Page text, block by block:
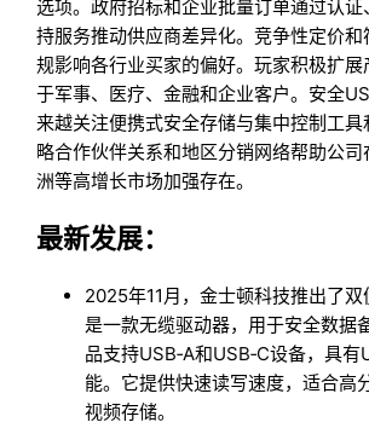
选项。政府招标和企业批量订单通过认证
持服务推动供应商差异化。竞争性定价和
规影响各行业买家的偏好。玩家积极扩
于军事、医疗、金融和企业客户。安全
来越关注便携式安全存储与集中控制工
略合作伙伴关系和地区分销网络帮助公
洲等高增长市场加强存在。
最新发展：
2025年11月，金士顿科技推出了
是一款无缆驱动器，用于安全数据
品支持USB‑A和USB‑C设备，具
能。它提供快速读写速度，适合高
视频存储。